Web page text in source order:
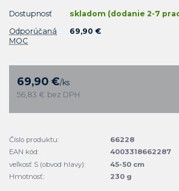
Dostupnosť
skladom (dodanie 2-7
Odporúčaná
MOC
69,90 €
69,90 €/ks
56,83 € bez DPH
Číslo produktu:
66228
EAN kód:
4003318662287
veľkosť S (obvod hlavy):
45-50 cm
Hmotnosť:
230 g